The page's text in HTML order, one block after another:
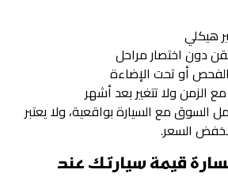
هيكلي
دون اختصار مراحل
الفحص أو تحت الإضاءة
الزمن ولا تتغير بعد أشهر
السوق مع السيارة بواقعية، ولا يعتبر
لخفض السعر.
قيمة سيارتك عند